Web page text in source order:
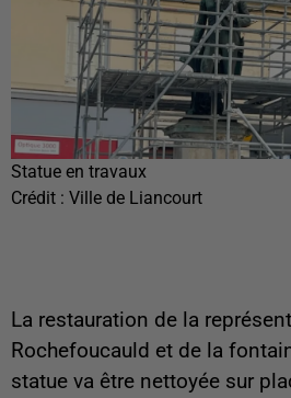
Statue en travaux
Crédit : Ville de Liancourt
La restauration de la
Rochefoucauld et de la
statue va être nettoyée sur